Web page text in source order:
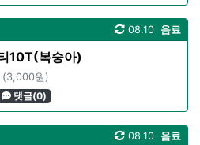
음료
08.10
10T(복숭아)
(3,000원)
댓글(0)
음료
08.10